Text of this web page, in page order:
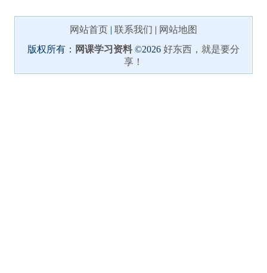
网站首页 | 联系我们 | 网站地图
版权所有： 网课学习资料©2026 好东西，就是要分
享！